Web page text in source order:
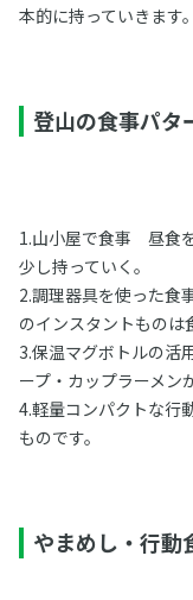
本的に持っていきます。
登山の食事パタ
1.山小屋で食事 昼食
少し持っていく。
2.調理器具を使った
のインスタントものは
3.保温マグボトルの
ープ・カップラーメン
4.軽量コンパクトな行
ものです。
やまめし・行動